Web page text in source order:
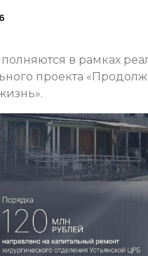
в рамках
проекта